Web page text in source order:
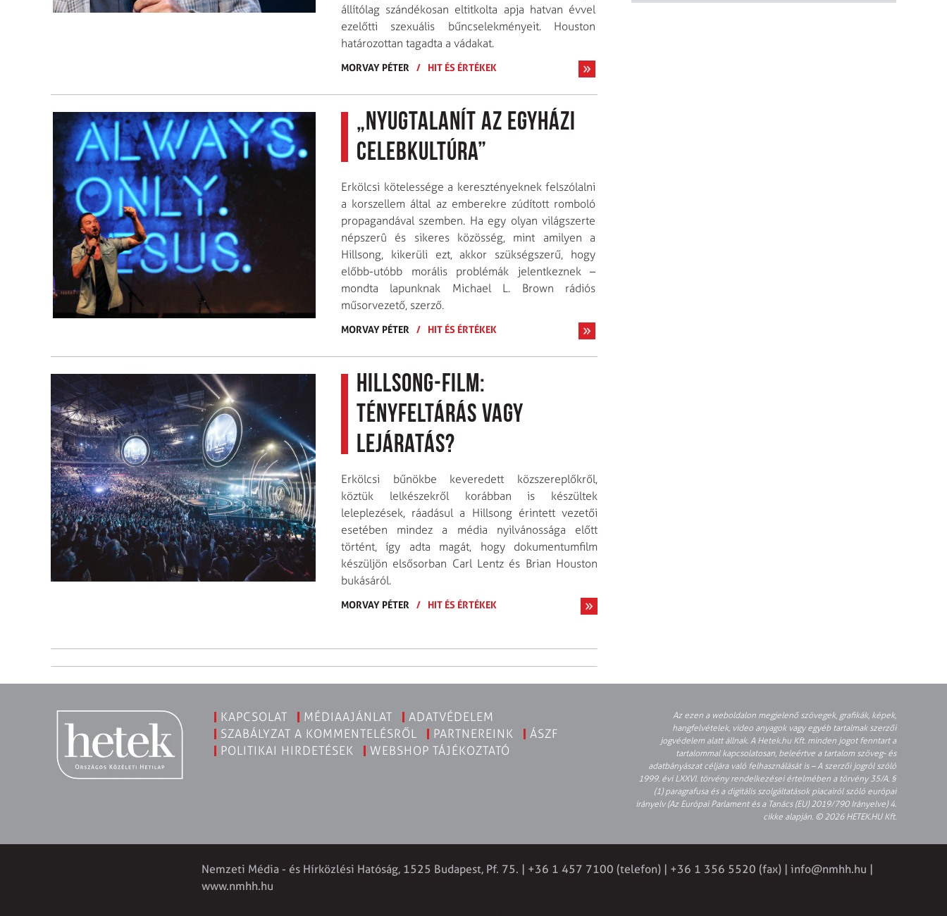
állítólag szándékosan eltitkolta apja hatvan évvel
ezelőtti szexuális bűncselekményeit. Houston
határozottan tagadta a vádakat.
MORVAY PÉTER / HIT ÉS ÉRTÉKEK
„Nyugtalanít az egyházi
celebkultúra”
Erkölcsi kötelessége a keresztényeknek felszólalni
a korszellem által az emberekre zúdított romboló
propagandával szemben. Ha egy olyan világszerte
népszerû és sikeres közösség, mint amilyen a
Hillsong, kikerüli ezt, akkor szükségszerű, hogy
előbb-utóbb morális problémák jelentkeznek –
mondta lapunknak Michael L. Brown rádiós
műsorvezető, szerző.
MORVAY PÉTER / HIT ÉS ÉRTÉKEK
Hillsong-film:
tényfeltárás vagy
lejáratás?
Erkölcsi bűnökbe keveredett közszereplőkről,
köztük lelkészekről korábban is készültek
leleplezések, ráadásul a Hillsong érintett vezetői
esetében mindez a média nyilvánossága előtt
történt, így adta magát, hogy dokumentumfilm
készüljön elsősorban Carl Lentz és Brian Houston
bukásáról.
MORVAY PÉTER / HIT ÉS ÉRTÉKEK
KAPCSOLAT MÉDIAAJÁNLAT
ADATVÉDELEM
SZABÁLYZAT A KOMMENTELÉSRŐL
PARTNEREINK
ÁSZF
POLITIKAI HIRDETÉSEK
WEBSHOP TÁJÉKOZTATÓ
Az ezen a weboldalon megjelenő szövegek, grafikák, képek,
hangfelvételek, video anyagok vagy egyéb tartalmak szerzői
jogvédelem alatt állnak. A Hetek.hu Kft. minden jogot fenntart a
tartalommal kapcsolatosan, beleértve a tartalom szöveg- és
adatbányászat céljára való felhasználását is – A szerzői jogról szóló
1999. évi LXXVI. törvény rendelkezései értelmében a törvény 35/A. §
(1) paragrafusa és a digitális szolgáltatások piacairól szóló európai
irányelv (Az Európai Parlament és a Tanács (EU) 2019/790 Irányelve) 4.
cikke alapján. © 2026 HETEK.HU Kft.
Nemzeti Média - és Hírközlési Hatóság, 1525 Budapest, Pf. 75. | +36 1 457 7100 (telefon) | +36 1 356 5520 (fax) | info@nmhh.hu |
www.nmhh.hu